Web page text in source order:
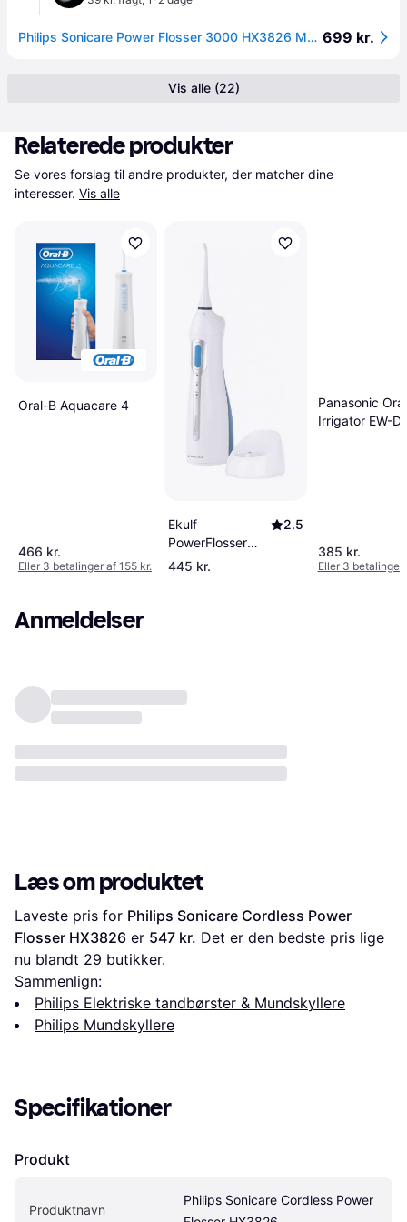
Philips Sonicare Power Flosser 3000 HX3826 Mundskylning Sort. 699 kr.
Vis alle (22)
Relaterede produkter
Se vores forslag til andre produkter, der matcher dine
interesser. Vis alle
Oral-B Aquacare 4
466 kr.
Eller 3 betalinger af 155 kr.
Ekulf
PowerFlosser
Cordless
2.5
445 kr.
Panasonic Oral
Irrigator EW-
385 kr.
Eller 3 betalinger
Anmeldelser
Læs om produktet
Laveste pris for Philips Sonicare Cordless Power
Flosser HX3826 er 547 kr. Det er den bedste pris lige
nu blandt 29 butikker.
Sammenlign:
Philips Elektriske tandbørster & Mundskyllere
Philips Mundskyllere
Specifikationer
Produkt
Produktnavn
Philips Sonicare Cordless Power